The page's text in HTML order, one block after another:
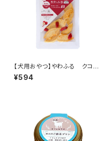
【犬用おやつ】やわふる クコの
実エキスをスプレーしたリンゴス
ライスカット 10g
¥594